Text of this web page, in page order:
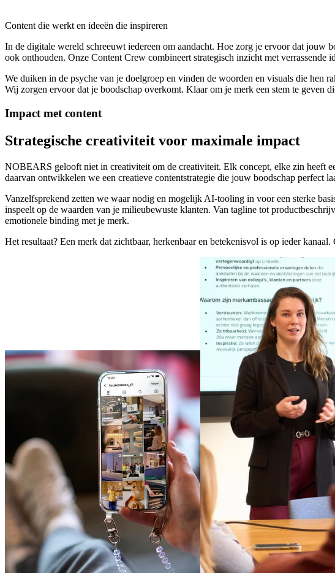
Content die werkt en ideeën die inspireren
In de digitale wereld schreeuwt iedereen om aandacht. Hoe zorg je ervoor dat jouw
ook onthouden. Onze Content Crew combineert strategisch inzicht met verrassende
We duiken in de psyche van je doelgroep en vinden de woorden en visuals die hen
Wij zorgen ervoor dat je boodschap overkomt. Klaar om je merk een stem te geven
Impact met content
Strategische creativiteit voor maximale impact
NOBEARS gelooft niet in creativiteit om de creativiteit. Elk concept, elke zin heeft
daarvan ontwikkelen we een creatieve contentstrategie die jouw boodschap perfect
Vanzelfsprekend zetten we waar nodig en mogelijk AI-tooling in voor een sterke
inspeelt op de waarden van je milieubewuste klanten. Van tagline tot
emotionele binding met je merk.
Het resultaat? Een merk dat zichtbaar, herkenbaar en betekenisvol is op ieder